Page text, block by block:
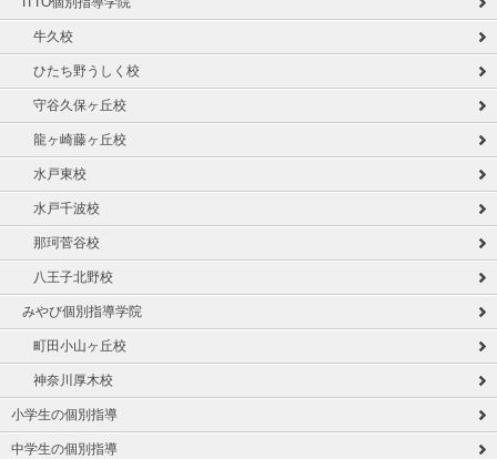
牛久校
ひたち野うしく校
守谷久保ヶ丘校
龍ヶ崎藤ヶ丘校
水戸東校
水戸千波校
那珂菅谷校
八王子北野校
みやび個別指導学院
町田小山ヶ丘校
神奈川厚木校
小学生の個別指導
中学生の個別指導